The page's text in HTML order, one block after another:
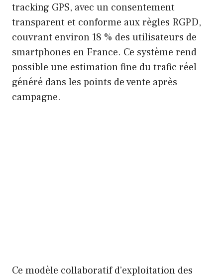
tracking GPS, avec un consentement
transparent et conforme aux règles RGPD,
couvrant environ 18 % des utilisateurs de
smartphones en France. Ce système rend
possible une estimation fine du trafic réel
généré dans les points de vente après
campagne.
Ce modèle collaboratif d’exploitation des